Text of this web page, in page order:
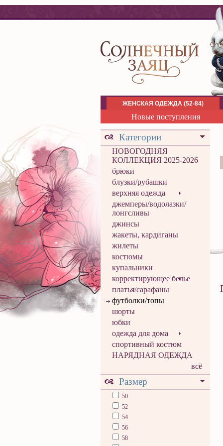
ЖЕНСКАЯ ОДЕЖДА (52-84)
Новые поступления
Категории
НОВОГОДНЯЯ
КОЛЛЕКЦИЯ 2025-2026
брюки
блузки/рубашки
верхняя одежда
джемперы/водолазки/
лонгсливы
джинсы
жакеты, кардиганы
жилеты
костюмы
купальники
корректирующее белье
платья/сарафаны
футболки/топы
шорты
юбки
одежда для дома
спортивный костюм
НАРЯДНАЯ ОДЕЖДА
всё
Размер
50
52
54
56
58